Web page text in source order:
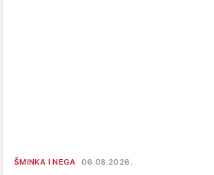
ŠMINKA I NEGA 06.08.2026.